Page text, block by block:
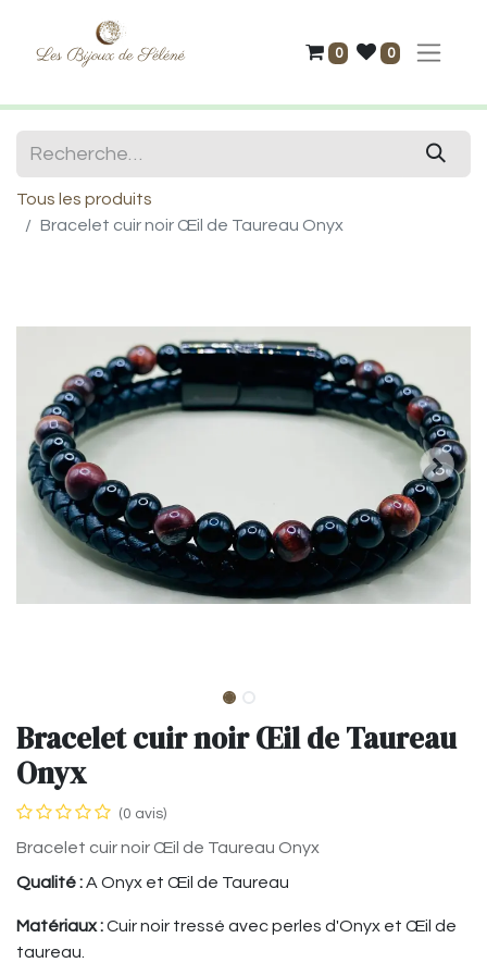
0 0
Tous les produits
Bracelet cuir noir Œil de Taureau Onyx
Bracelet cuir noir Œil de Taureau
Onyx
(0 avis)
Bracelet cuir noir Œil de Taureau Onyx
Qualité :A Onyx et Œil de Taureau
Matériaux :Cuir noir tressé avec perles d'Onyx et Œil de
taureau.